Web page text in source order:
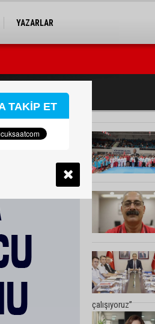
YAZARLAR
Vali Mustafa Yavuz:
çalışıyoruz”
TAKİP ET